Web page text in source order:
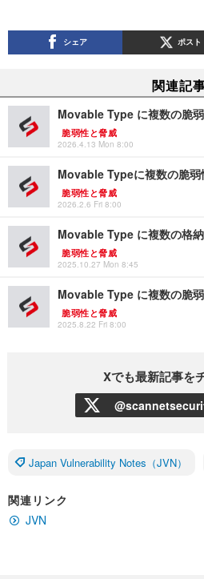
シェア ポスト
関連記
Movable Type に複数の脆
脆弱性と脅威
2026.4.13 Mon 8:00
Movable Typeに複数の脆弱
脆弱性と脅威
2026.2.6 Fri 8:00
Movable Type に複数の格
脆弱性と脅威
2025.10.27 Mon 8:45
Movable Type に複数の脆
脆弱性と脅威
2025.8.22 Fri 8:00
Xでも最新記事を
Japan Vulnerability Notes（JVN）
関連リンク
JVN